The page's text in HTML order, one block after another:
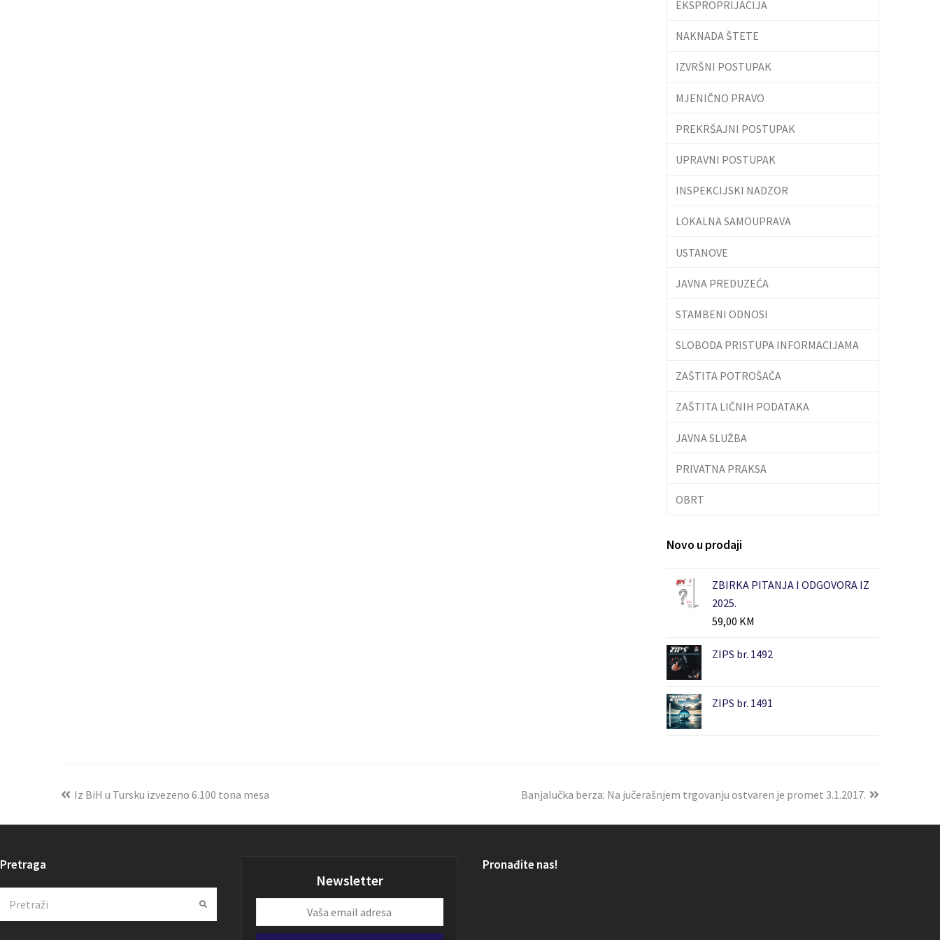
EKSPROPRIJACIJA
NAKNADA ŠTETE
IZVRŠNI POSTUPAK
MJENIČNO PRAVO
PREKRŠAJNI POSTUPAK
UPRAVNI POSTUPAK
INSPEKCIJSKI NADZOR
LOKALNA SAMOUPRAVA
USTANOVE
JAVNA PREDUZEĆA
STAMBENI ODNOSI
SLOBODA PRISTUPA INFORMACIJAMA
ZAŠTITA POTROŠAČA
ZAŠTITA LIČNIH PODATAKA
JAVNA SLUŽBA
PRIVATNA PRAKSA
OBRT
Novo u prodaji
ZBIRKA PITANJA I ODGOVORA IZ
2025.
59,00 KM
ZIPS br. 1492
ZIPS br. 1491
Iz BiH u Tursku izvezeno 6.100 tona mesa Banjalučka berza: Na jučerašnjem trgovanju ostvaren je promet 3.1.2017.
Pretraga
Submit
Newsletter
email
Pronađite nas!